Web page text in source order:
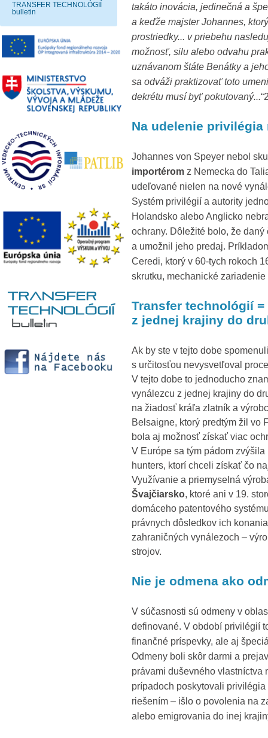
TRANSFER TECHNOLÓGIÍ
bulletin
takáto inovácia, jedinečná a
a keďže majster Johannes,
prostriedky... v priebehu
možnosť, silu alebo odvahu
uznávanom štáte Benátky a
sa odváži praktizovať toto
dekrétu musí byť pokutovaný...“
Na udelenie
Johannes von Speyer nebol
importérom z Nemecka do
udeľované nielen na nové
Systém privilégií a autority
Holandsko alebo Anglicko
ochrany. Dôležité bolo, že
a umožnil jeho predaj.
Ceredi, ktorý v 60-tych rokoch
skrutku, mechanické
Transfer technológií
z jednej krajiny do
Ak by ste v tejto dobe
s určitosťou nevysvetľoval
V tejto dobe to jednoducho
vynálezcu z jednej krajiny do
na žiadosť kráľa zlatník a
Belsaigne, ktorý predtým žil vo
bola aj možnosť získať viac
V Európe sa tým pádom
hunters, ktorí chceli získať čo
Využívanie a priemyselná
Švajčiarsko, ktoré ani v 19.
domáceho patentového
právnych dôsledkov ich
zahraničných vynálezoch –
strojov.
Nie je odmena ako
V súčasnosti sú odmeny v
definované. V období privilégií
finančné príspevky, ale aj
Odmeny boli skôr darmi a
právami duševného vlastníctva
prípadoch poskytovali
riešením – išlo o povolenia na
alebo emigrovania do inej